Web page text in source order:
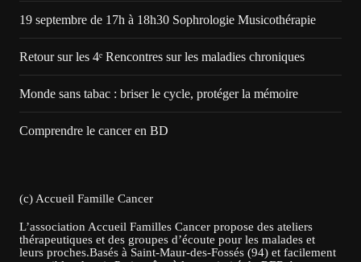
19 septembre de 17h à 18h30 Sophrologie Musicothérapie
Retour sur les 4ᵉ Rencontres sur les maladies chroniques
Monde sans tabac : briser le cycle, protéger la mémoire
Comprendre le cancer en BD
(c) Accueil Famille Cancer
L’association Accueil Familles Cancer propose des ateliers
thérapeutiques et des groupes d’écoute pour les malades et
leurs proches.Basés à Saint-Maur-des-Fossés (94) et facilement